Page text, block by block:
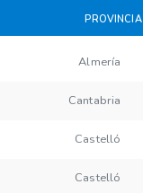
PROVINCIA
Almería
Cantabria
Castelló
Castelló